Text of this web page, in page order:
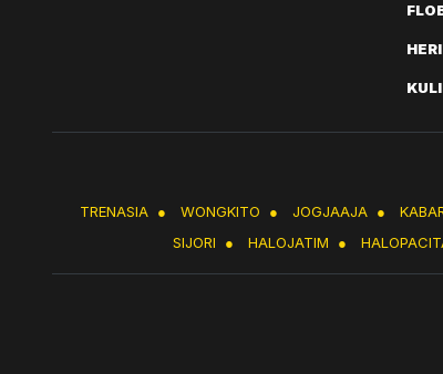
TRENASIA ● WONGKITO ● JOGJAAJA ●
SIJORI
● HALOJATIM ●